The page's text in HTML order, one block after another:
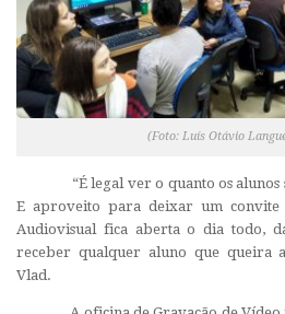
(Foto: Luís Otávio
“É legal ver o quanto os alunos
E aproveito para deixar um convite
Audiovisual fica aberta o dia todo,
receber qualquer aluno que queira
Vlad.